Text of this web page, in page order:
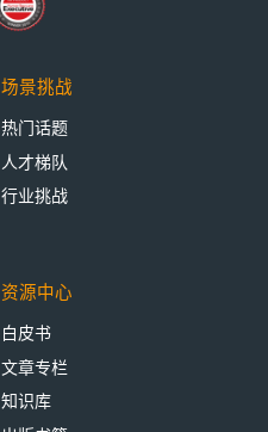
场景挑战
热门话题
人才梯队
行业挑战
资源中心
白皮书
文章专栏
知识库